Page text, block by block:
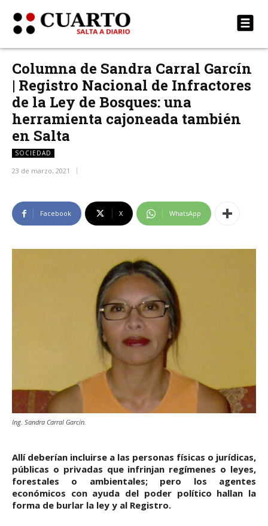
Columna de Sandra Carral Garcín
| Registro Nacional de Infractores
de la Ley de Bosques: una
herramienta cajoneada también
en Salta
SOCIEDAD
23 de marzo, 2021
Facebook X WhatsApp
Ing. Sandra Carral Garcín.
Allí deberían incluirse a las personas físicas o jurídicas,
públicas o privadas que infrinjan regímenes o leyes,
forestales o ambientales; pero los agentes
económicos con ayuda del poder político hallan la
forma de burlar la ley y al Registro.